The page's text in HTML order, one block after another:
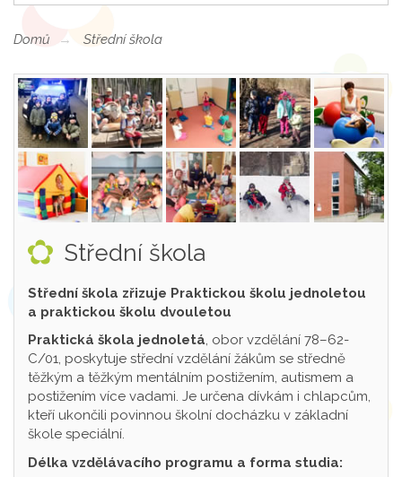
Domů Střední škola
Střední škola
Střední škola zřizuje Praktickou školu jednoletou
a praktickou školu dvouletou
Praktická škola jednoletá, obor vzdělání 78–62-
C/01, poskytuje střední vzdělání žákům se středně
těžkým a těžkým mentálním postižením, autismem a
postižením více vadami. Je určena dívkám i chlapcům,
kteří ukončili povinnou školní docházku v základní
škole speciální.
Délka vzdělávacího programu a forma studia: